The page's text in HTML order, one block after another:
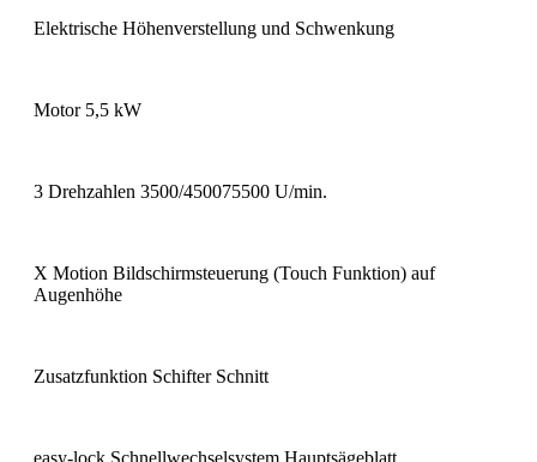
Elektrische Höhenverstellung und Schwenkung
Motor 5,5 kW
3 Drehzahlen 3500/450075500 U/min.
X Motion Bildschirmsteuerung (Touch Funktion) auf
Augenhöhe
Zusatzfunktion Schifter Schnitt